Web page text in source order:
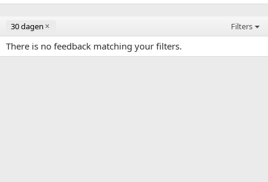
30 dagen Filters
There is no feedback matching your filters.